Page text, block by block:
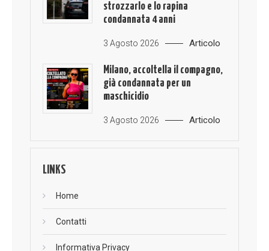
strozzarlo e lo rapina
condannata 4 anni
3 Agosto 2026 Articolo
Milano, accoltella il compagno,
già condannata per un
maschicidio
3 Agosto 2026 Articolo
LINKS
Home
Contatti
Informativa Privacy